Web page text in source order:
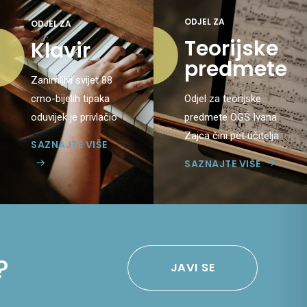
ODJEL ZA
Klavir
Zanimljivi svijet 88
crno-bijelih tipaka
oduvijek je privlačio
interes pa možemo
s ponosom reći da
je klavir najtraženiji
instrument na svim
SAZNAJTE VIŠE
ODJEL ZA
Teorijske
predmete
Odjel za teorijske
predmete OGŠ Ivana
Zajca čini pet učitelja
koji predaju solfeggio i
zborsko pjevanje
SAZNAJTE VIŠE
JAVI SE